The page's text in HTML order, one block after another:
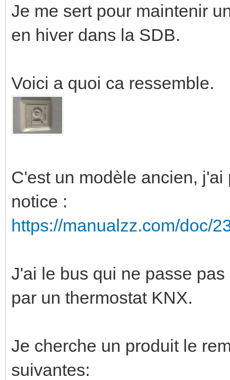
Je me sert pour maintenir
en hiver dans la SDB.
Voici a quoi ca ressemble.
C'est un modèle ancien,
notice :
https://manualzz.com/doc/
J'ai le bus qui ne passe
par un thermostat KNX.
Je cherche un produit le
suivantes: